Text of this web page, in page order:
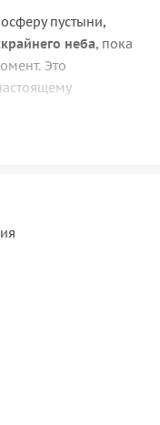
пустыни,
неба, пока
Это